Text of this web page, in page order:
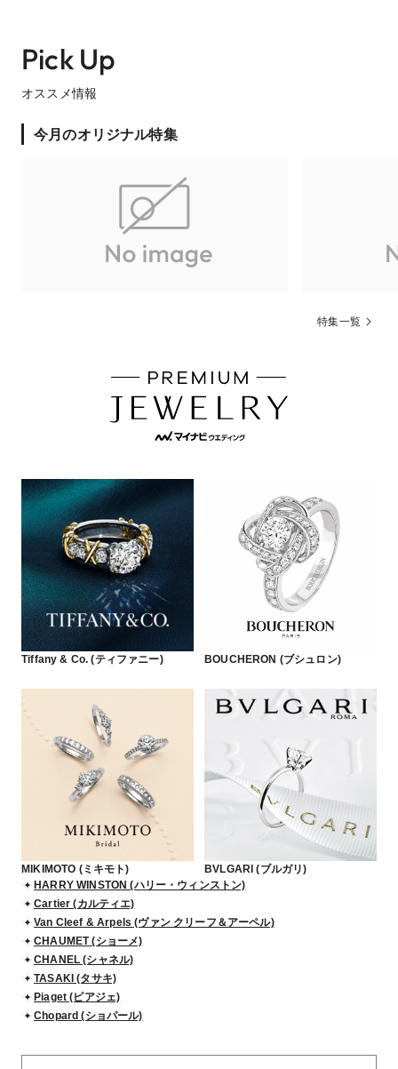
Pick Up
オススメ情報
今月のオリジナル特集
特集一覧
Tiffany & Co. (ティファニー) BOUCHERON (ブシュロン)
MIKIMOTO (ミキモト)
BVLGARI (ブルガリ)
HARRY WINSTON (ハリー・ウィンストン)
Cartier (カルティエ)
Van Cleef & Arpels (ヴァン クリーフ＆アーペル)
CHAUMET (ショーメ)
CHANEL (シャネル)
TASAKI (タサキ)
Piaget (ピアジェ)
Chopard (ショパール)